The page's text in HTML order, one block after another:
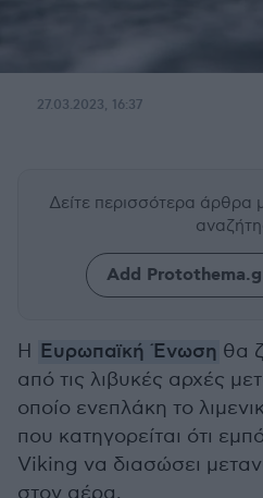
27.03.2023, 16:37
Δείτε περισσότερα άρθρα
Add
Η Ευρωπαϊκή Ένωση θα
από τις λιβυκές αρχές
οποίο ενεπλάκη το
που κατηγορείται ότι
Viking να διασώσει
στον αέρα.